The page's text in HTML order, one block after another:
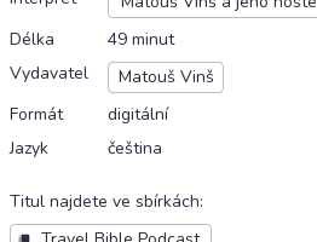
Délka
49 minut
Vydavatel
Matouš Vinš
Formát
digitální
Jazyk
čeština
Titul najdete ve sbírkách: